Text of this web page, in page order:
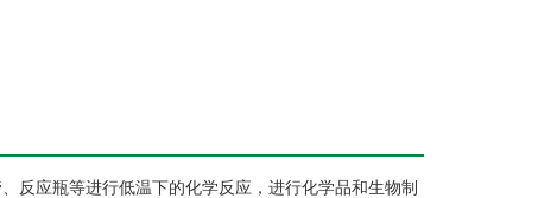
反应瓶等进行低温下的化学反应，进行化学品和生物制